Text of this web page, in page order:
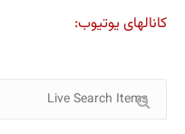
کانالهای یوتیوب: